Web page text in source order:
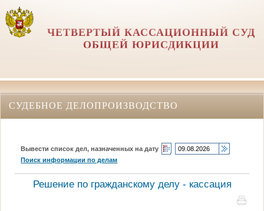
ЧЕТВЕРТЫЙ КАССАЦИОННЫЙ СУД
ОБЩЕЙ ЮРИСДИКЦИИ
СУДЕБНОЕ ДЕЛОПРОИЗВОДСТВО
Вывести список дел, назначенных на дату
Поиск информации по делам
Решение по гражданскому делу - кассация